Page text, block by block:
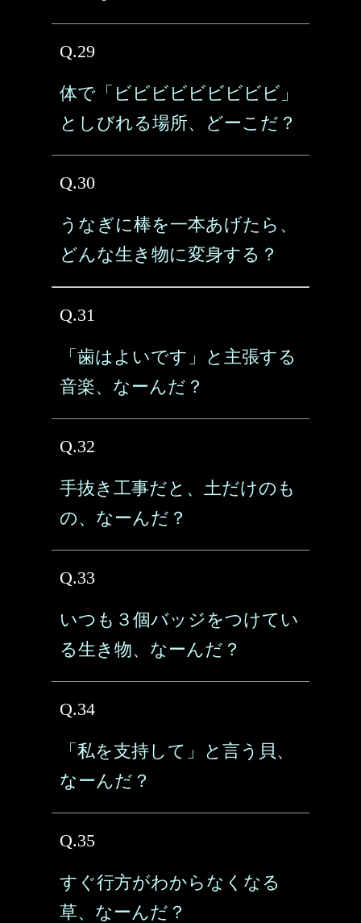
Q.29
体で「ビビビビビビビビビ」
としびれる場所、どーこだ？
Q.30
うなぎに棒を一本あげたら、
どんな生き物に変身する？
Q.31
「歯はよいです」と主張する
音楽、なーんだ？
Q.32
手抜き工事だと、土だけのも
の、なーんだ？
Q.33
いつも３個バッジをつけてい
る生き物、なーんだ？
Q.34
「私を支持して」と言う貝、
なーんだ？
Q.35
すぐ行方がわからなくなる
草、なーんだ？